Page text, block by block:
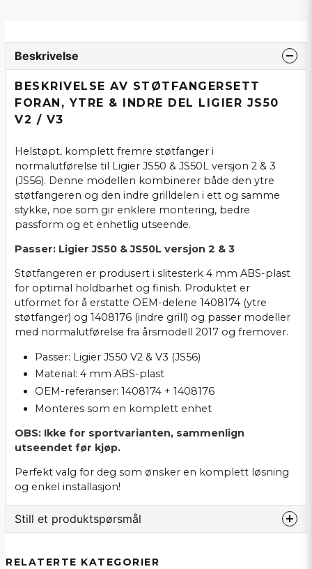
Beskrivelse
BESKRIVELSE AV STØTFANGERSETT
FORAN, YTRE & INDRE DEL LIGIER JS50
V2 / V3
Helstøpt, komplett fremre støtfanger i
normalutførelse til Ligier JS50 & JS50L versjon 2 & 3
(JS56). Denne modellen kombinerer både den ytre
støtfangeren og den indre grilldelen i ett og samme
stykke, noe som gir enklere montering, bedre
passform og et enhetlig utseende.
Passer: Ligier JS50 & JS50L versjon 2 & 3
Støtfangeren er produsert i slitesterk 4 mm ABS-plast
for optimal holdbarhet og finish. Produktet er
utformet for å erstatte OEM-delene 1408174 (ytre
støtfanger) og 1408176 (indre grill) og passer modeller
med normalutførelse fra årsmodell 2017 og fremover.
Passer: Ligier JS50 V2 & V3 (JS56)
Material: 4 mm ABS-plast
OEM-referanser: 1408174 + 1408176
Monteres som en komplett enhet
OBS: Ikke for sportvarianten, sammenlign
utseendet før kjøp.
Perfekt valg for deg som ønsker en komplett løsning
og enkel installasjon!
Still et produktspørsmål
Spør oss noe om dette produktet...
RELATERTE KATEGORIER